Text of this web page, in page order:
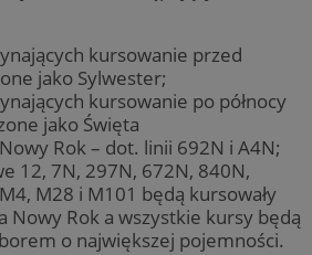
kursowanie przed
jako Sylwester;
kursowanie po północy
jako Święta
Rok – dot. linii 692N i A4N;
12, 7N, 297N, 672N, 840N,
M28 i M101 będą kursowały
Nowy Rok a wszystkie kursy będą
o największej pojemności.